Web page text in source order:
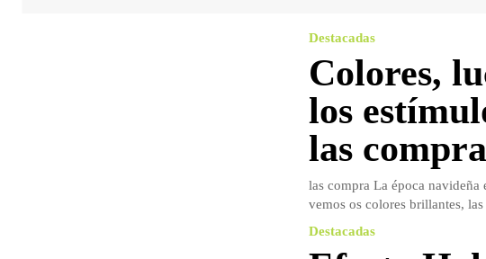
Destacadas
Colores,
los
las
las compra La época navideña
vemos os colores brillantes,
Destacadas